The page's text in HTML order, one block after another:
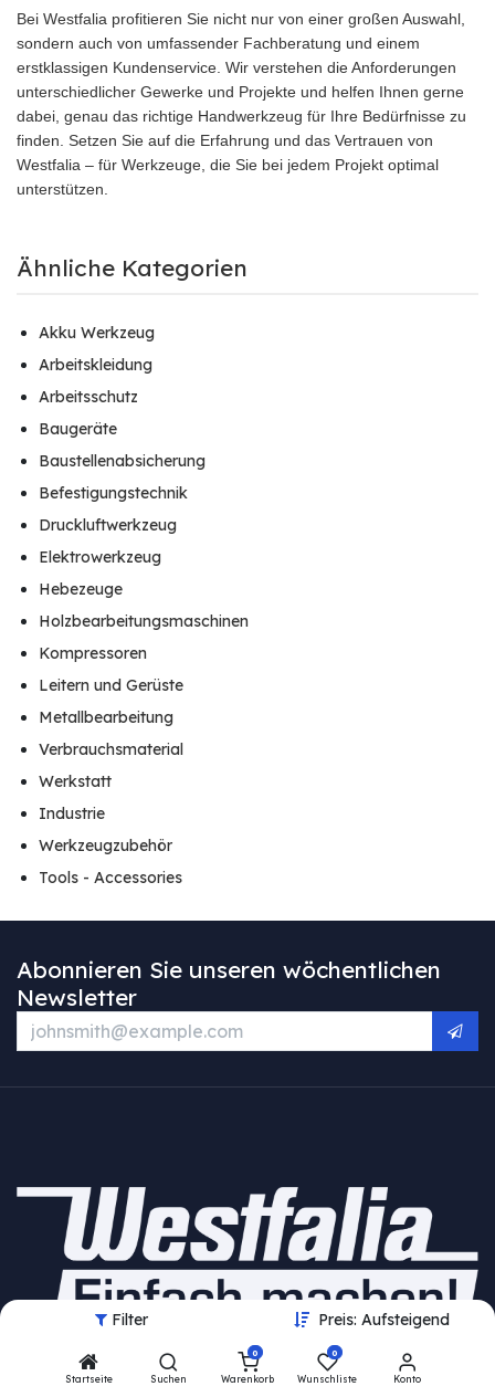
Filter Preis: Aufsteigend
Startseite Suchen
0
Warenkorb
0
Wunschliste Konto
Bei Westfalia profitieren Sie nicht nur von einer großen Auswahl,
sondern auch von umfassender Fachberatung und einem
erstklassigen Kundenservice. Wir verstehen die Anforderungen
unterschiedlicher Gewerke und Projekte und helfen Ihnen gerne
dabei, genau das richtige Handwerkzeug für Ihre Bedürfnisse zu
finden. Setzen Sie auf die Erfahrung und das Vertrauen von
Westfalia – für Werkzeuge, die Sie bei jedem Projekt optimal
unterstützen.
Ähnliche Kategorien
Akku Werkzeug
Arbeitskleidung
Arbeitsschutz
Baugeräte
Baustellenabsicherung
Befestigungstechnik
Druckluftwerkzeug
Elektrowerkzeug
Hebezeuge
Holzbearbeitungsmaschinen
Kompressoren
Leitern und Gerüste
Metallbearbeitung
Verbrauchsmaterial
Werkstatt
Industrie
Werkzeugzubehör
Tools - Accessories
Abonnieren Sie unseren wöchentlichen
Newsletter
HAJUS AG